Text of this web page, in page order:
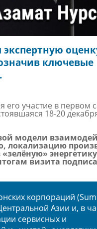
ключевые
его участие в первом
18-20
модели
локализацию
визита
корпораций
Азии и, в
сервисных и